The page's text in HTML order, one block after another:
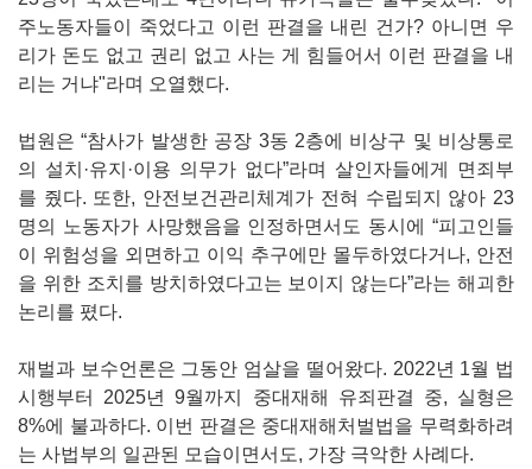
주노동자들이 죽었다고 이런 판결을 내린 건가? 아니면 우
리가 돈도 없고 권리 없고 사는 게 힘들어서 이런 판결을 내
리는 거냐"라며 오열했다.
법원은 “참사가 발생한 공장 3동 2층에 비상구 및 비상통로
의 설치·유지·이용 의무가 없다”라며 살인자들에게 면죄부
를 줬다. 또한, 안전보건관리체계가 전혀 수립되지 않아 23
명의 노동자가 사망했음을 인정하면서도 동시에 “피고인들
이 위험성을 외면하고 이익 추구에만 몰두하였다거나, 안전
을 위한 조치를 방치하였다고는 보이지 않는다”라는 해괴한
논리를 폈다.
재벌과 보수언론은 그동안 엄살을 떨어왔다. 2022년 1월 법
시행부터 2025년 9월까지 중대재해 유죄판결 중, 실형은
8%에 불과하다. 이번 판결은 중대재해처벌법을 무력화하려
는 사법부의 일관된 모습이면서도, 가장 극악한 사례다.